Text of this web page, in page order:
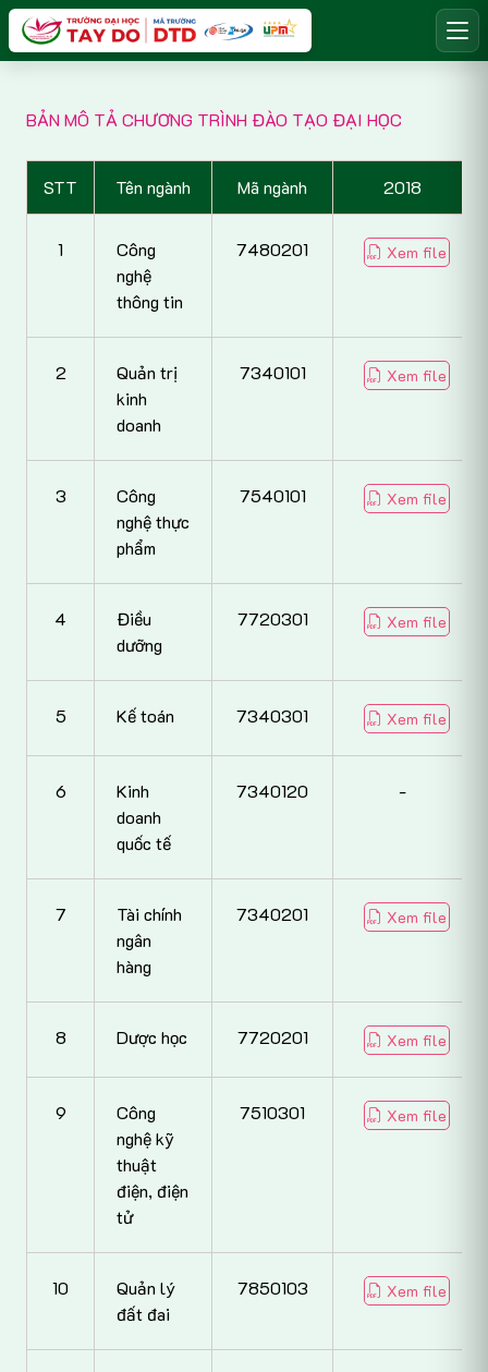
BẢN MÔ TẢ CHƯƠNG TRÌNH ĐÀO TẠO ĐẠI HỌC
STT Tên ngành Mã ngành 2018
1
Công
nghệ
thông tin
7480201 Xem file
2
Quản trị
kinh
doanh
7340101 Xem file
3
Công
nghệ thực
phẩm
7540101 Xem file
4
Điều
dưỡng
7720301 Xem file
5 Kế toán 7340301 Xem file
6
Kinh
doanh
quốc tế
7340120 -
7
Tài chính
ngân
hàng
7340201 Xem file
8 Dược học 7720201 Xem file
9
Công
nghệ kỹ
thuật
điện, điện
tử
7510301 Xem file
10
Quản lý
đất đai
7850103 Xem file